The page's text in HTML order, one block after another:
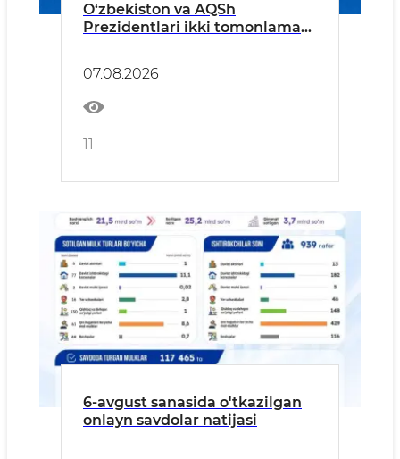
O‘zbekiston va AQSh
Prezidentlari ikki tomonlama
muhokama qildilar
07.08.2026
11
6-avgust sanasida o'tkazilgan
onlayn savdolar natijasi